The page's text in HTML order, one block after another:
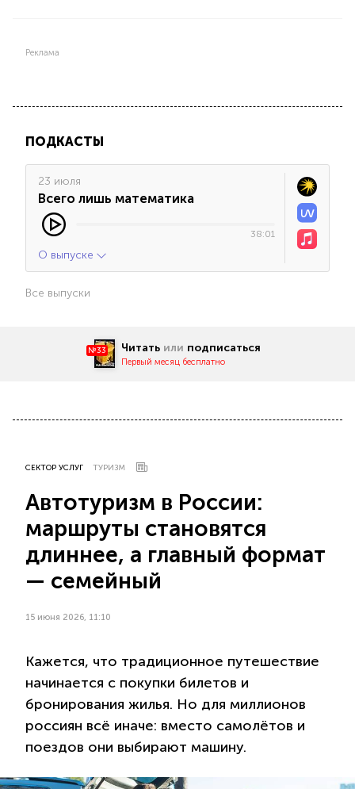
Реклама
ПОДКАСТЫ
23 июля
Всего лишь математика
38:01
О выпуске
Все выпуски
№33 Читать или подписаться
Первый месяц бесплатно
СЕКТОР УСЛУГ ТУРИЗМ
Автотуризм в России:
маршруты становятся
длиннее, а главный формат
— семейный
15 июня 2026, 11:10
Кажется, что традиционное путешествие
начинается с покупки билетов и
бронирования жилья. Но для миллионов
россиян всё иначе: вместо самолётов и
поездов они выбирают машину.